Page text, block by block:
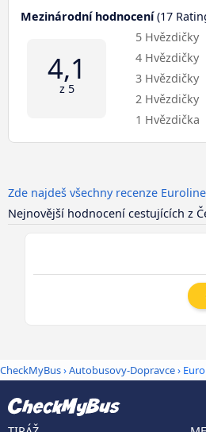
Mezinárodní hodnocení(17
4,1
z 5
5 Hvězdičky
4 Hvězdičky
3 Hvězdičky
2 Hvězdičky
1 Hvězdička
Zde najdeš všechny recenze
Nejnovější hodnocení cestujících z
CheckMyBus›Autobusovy-Dopravce›